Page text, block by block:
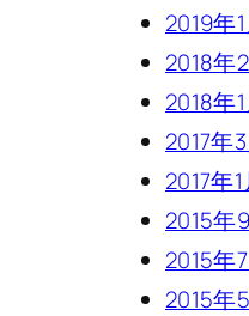
2019年1
2018年
2018年1
2017年
2017年1
2015年
2015年
2015年